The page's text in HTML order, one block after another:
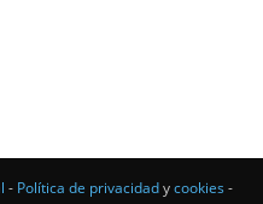
- Política de privacidadycookies -